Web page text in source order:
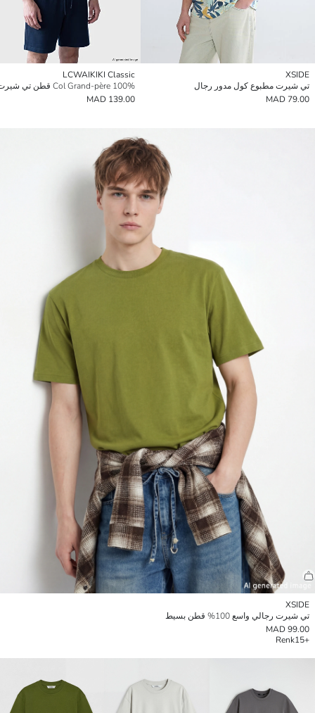
XSIDE
تي شيرت مطبوع كول مدور رجال
79.00 MAD
LCWAIKIKI Classic
Col Grand-père 100% قطن تي شيرت رجالي
139.00 MAD
XSIDE
تي شيرت رجالي واسع 100% قطن بسيط
99.00 MAD
+15
Renk